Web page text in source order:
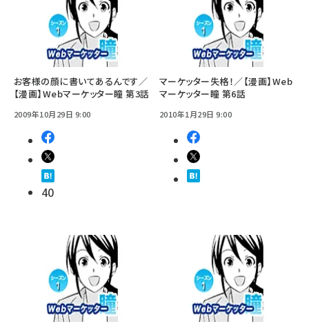
お客様の顔に書いてあるんです／
【漫画】Webマーケッター瞳 第3話
2009年10月29日 9:00
40
マーケッター失格！／【漫画】Web
マーケッター瞳 第6話
2010年1月29日 9:00